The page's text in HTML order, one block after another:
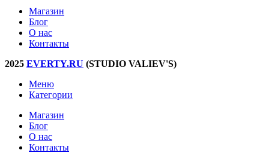
Магазин
Блог
О нас
Контакты
2025 EVERTY.RU (STUDIO VALIEV'S)
Меню
Категории
Магазин
Блог
О нас
Контакты